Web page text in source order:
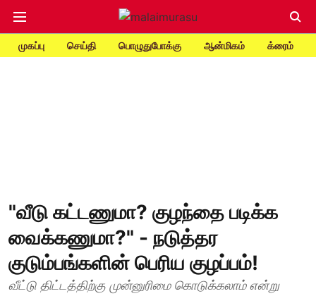
முகப்பு செய்தி பொழுதுபோக்கு ஆன்மிகம் க்ரைம்
"வீடு கட்டணுமா? குழந்தை படிக்க
வைக்கணுமா?" - நடுத்தர
குடும்பங்களின் பெரிய குழப்பம்!
வீட்டு திட்டத்திற்கு முன்னுரிமை கொடுக்கலாம் என்று